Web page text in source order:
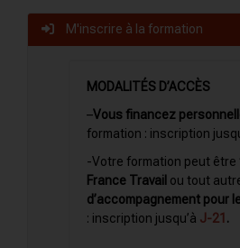
M'inscrire à la formation
MODALITÉS D’ACCÈS
–Vous financez
formation : inscription
-Votre formation peut être
France Travail ou tout
d’accompagnement pour
: inscription jusqu’à J-21 .